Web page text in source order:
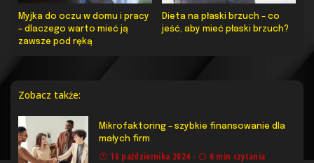
Myjka do oczu w domu i pracy
– dlaczego warto mieć ją
zawsze pod ręką
Dieta na płaski brzuch – co
jeść, aby mieć płaski brzuch?
Zobacz także:
Mikrofaktoring – szybkie finansowanie dla
małych firm
16 października 2024 6 min czytania